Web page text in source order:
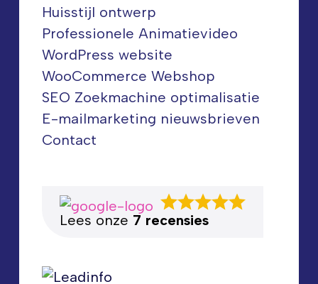
Huisstijl ontwerp
Professionele Animatievideo
WordPress website
WooCommerce Webshop
SEO Zoekmachine optimalisatie
E-mailmarketing nieuwsbrieven
Contact
Lees onze 7 recensies